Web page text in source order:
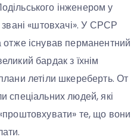
інженером у
звані «штовхачі». У СРСР
існував перманентний
бардак з їхнім
летіли шкереберть. От
спеціальних людей, які
те, що вони